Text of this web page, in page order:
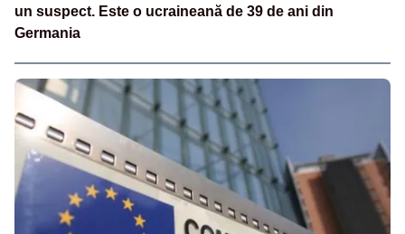
un suspect. Este o ucraineană de 39 de ani din
Germania